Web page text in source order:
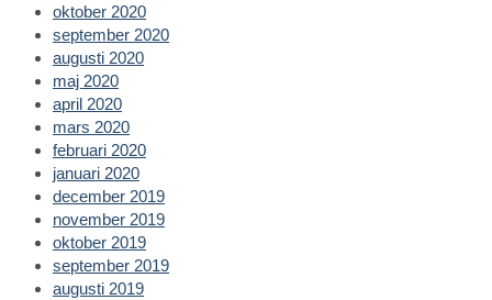
oktober 2020
september 2020
augusti 2020
maj 2020
april 2020
mars 2020
februari 2020
januari 2020
december 2019
november 2019
oktober 2019
september 2019
augusti 2019